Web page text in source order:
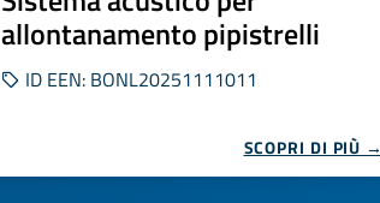
allontanamento pipistrelli
ID EEN: BONL20251111011
SCOPRI DI PIÙ →